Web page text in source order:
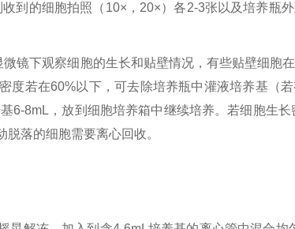
到的细胞拍照（10×，20×）各2-3张以及培养瓶
镜下观察细胞的生长和贴壁情况，有些贴壁细胞
度若在60%以下，可去除培养瓶中灌液培养基（
6-8mL，放到细胞培养箱中继续培养。若细胞生
落的细胞需要离心回收。